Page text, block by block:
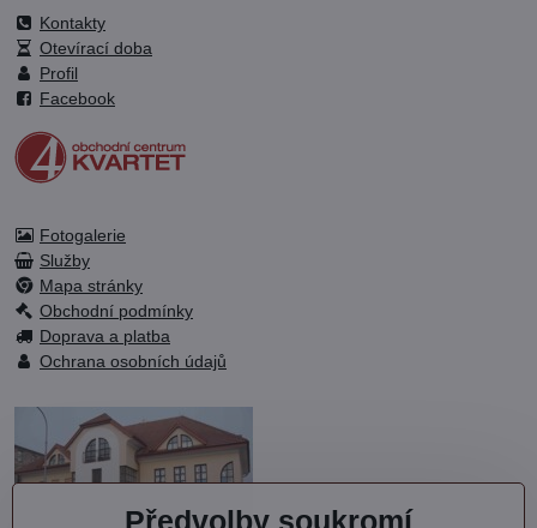
Kontakty
Otevírací doba
Profil
Facebook
Fotogalerie
Služby
Mapa stránky
Obchodní podmínky
Doprava a platba
Ochrana osobních údajů
Předvolby soukromí